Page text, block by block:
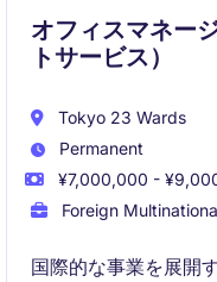
オフィスマネー
トサービス）
Tokyo 23 Wards
Permanent
¥7,000,000 -
Foreign
国際的な事業を展開